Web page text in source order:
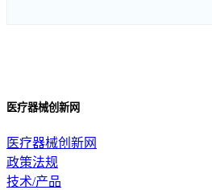
医疗器械创新网
医疗器械创新网
政策法规
技术/产品